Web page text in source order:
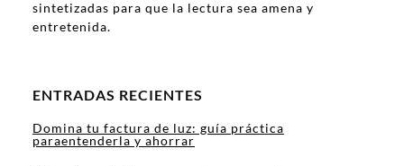
sintetizadas para que la lectura sea amena y
entretenida.
ENTRADAS RECIENTES
Domina tu factura de luz: guía práctica
paraentenderla y ahorrar